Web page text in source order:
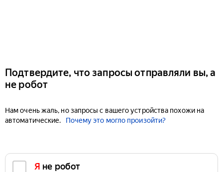
Подтвердите, что запросы отправляли вы, а
не робот
Нам очень жаль, но запросы с вашего устройства похожи на
автоматические.
Почему это могло произойти?
Я не робот